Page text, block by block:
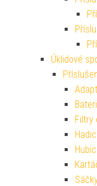
Úklidové
Filtry